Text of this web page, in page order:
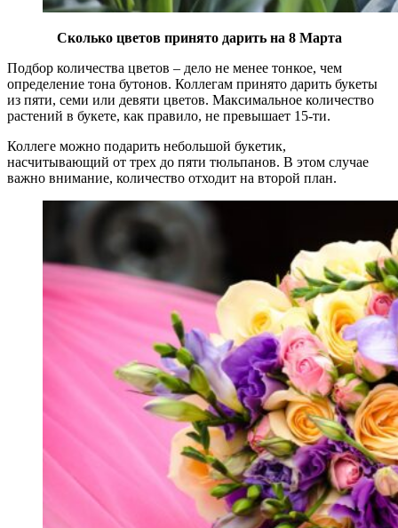
Сколько цветов принято дарить на 8 Марта
Подбор количества цветов – дело не менее тонкое, чем
определение тона бутонов. Коллегам принято дарить букеты
из пяти, семи или девяти цветов. Максимальное количество
растений в букете, как правило, не превышает 15-ти.
Коллеге можно подарить небольшой букетик,
насчитывающий от трех до пяти тюльпанов. В этом случае
важно внимание, количество отходит на второй план.